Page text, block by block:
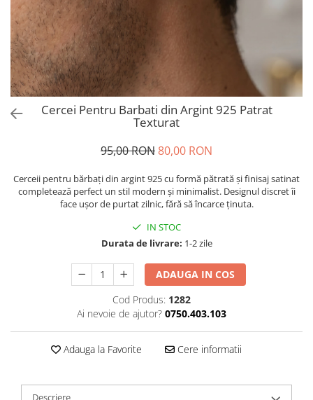
Coliere Transparente cu Stea
Coliere Transparente cu Soare
Coliere Transparente cu Semilună
Coliere Transparente cu Zodii
Coliere Transparente cu Perle
Coliere Transparente cu Initiale
Coliere Transparente cu Flori
Coliere Transparente cu Molecule
Coliere Transparente cu Pietre
Naturale
Coliere Transparente Diverse
Lănțișoare cu Inimioare
Lănțișoare cu Cruce
Lănțișoare cu Semilună
Lănțișoare cu Zodii
Lănțișoare cu Animale
Lănțișoare cu Pietre Naturale
Brățări din Argint cu pietre
semiprețioase
Brățări elastice cu pietre
semiprețioase
LĂNȚIȘOARE ARGINT
Cercei Pentru Barbati din Argint 925 Patrat
Texturat
95,00 RON80,00 RON
Cerceii pentru bărbați din argint 925 cu formă pătrată și finisaj satinat
completează perfect un stil modern și minimalist. Designul discret îi
face ușor de purtat zilnic, fără să încarce ținuta.
IN STOC
Durata de livrare: 1-2 zile
ADAUGA IN COS
Cod Produs: 1282
Ai nevoie de ajutor? 0750.403.103
Adauga la Favorite Cere informatii
Descriere